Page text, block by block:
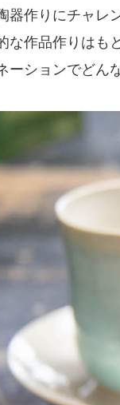
器作りにチャレ
な作品作りはも
ーションでどん